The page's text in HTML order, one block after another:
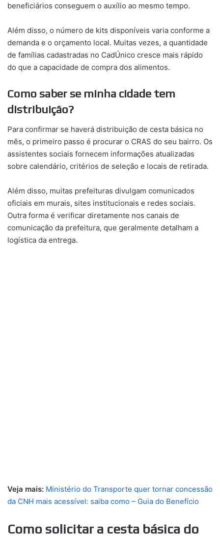
beneficiários conseguem o auxílio ao mesmo tempo.
Além disso, o número de kits disponíveis varia conforme a
demanda e o orçamento local. Muitas vezes, a quantidade
de famílias cadastradas no CadÚnico cresce mais rápido
do que a capacidade de compra dos alimentos.
Como saber se minha cidade tem
distribuição?
Para confirmar se haverá distribuição de cesta básica no
mês, o primeiro passo é procurar o CRAS do seu bairro. Os
assistentes sociais fornecem informações atualizadas
sobre calendário, critérios de seleção e locais de retirada.
Além disso, muitas prefeituras divulgam comunicados
oficiais em murais, sites institucionais e redes sociais.
Outra forma é verificar diretamente nos canais de
comunicação da prefeitura, que geralmente detalham a
logística da entrega.
Veja mais: Ministério do Transporte quer tornar concessão
da CNH mais acessível: saiba como – Guia do Benefício
Como solicitar a cesta básica do